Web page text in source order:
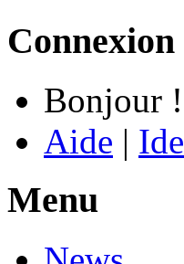
Connexion
Bonjour !
Aide |
Menu